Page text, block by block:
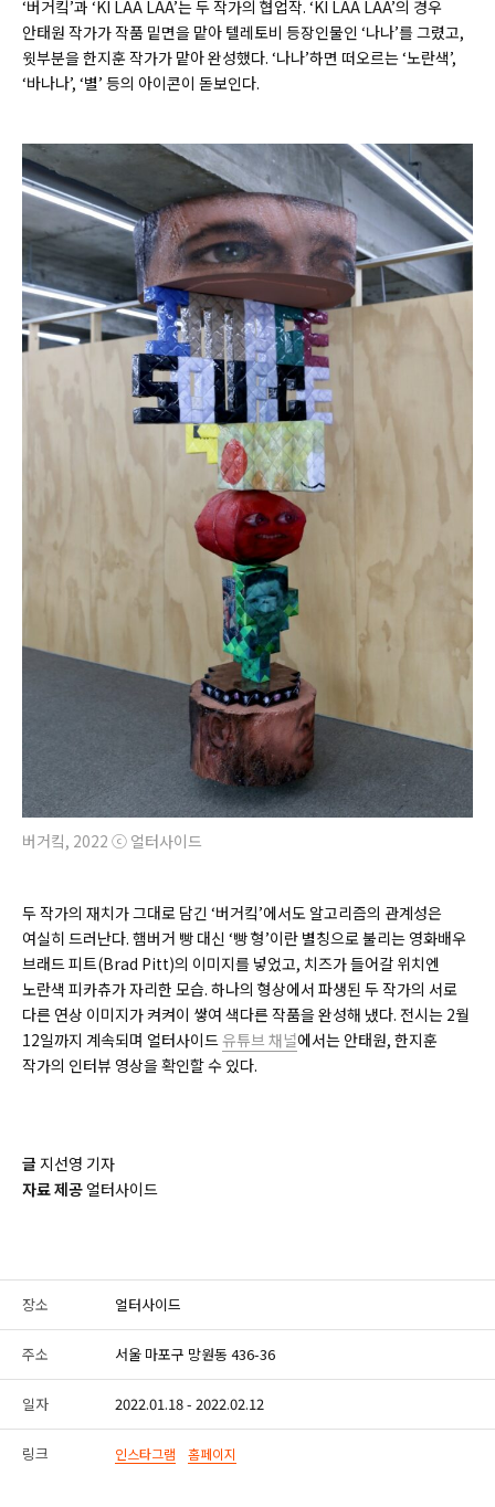
‘버거킼’과 ‘KI LAA LAA’는 두 작가의 협업작. ‘KI LAA LAA’의 경우
안태원 작가가 작품 밑면을 맡아 텔레토비 등장인물인 ‘나나’를 그렸고,
윗부분을 한지훈 작가가 맡아 완성했다. ‘나나’하면 떠오르는 ‘노란색’,
‘바나나’, ‘별’ 등의 아이콘이 돋보인다.
버거킼, 2022 ⓒ 얼터사이드
두 작가의 재치가 그대로 담긴 ‘버거킼’에서도 알고리즘의 관계성은
여실히 드러난다. 햄버거 빵 대신 ‘빵 형’이란 별칭으로 불리는 영화배우
브래드 피트(Brad Pitt)의 이미지를 넣었고, 치즈가 들어갈 위치엔
노란색 피카츄가 자리한 모습. 하나의 형상에서 파생된 두 작가의 서로
다른 연상 이미지가 켜켜이 쌓여 색다른 작품을 완성해 냈다. 전시는 2월
12일까지 계속되며 얼터사이드 유튜브 채널에서는 안태원, 한지훈
작가의 인터뷰 영상을 확인할 수 있다.
글 지선영 기자
자료 제공 얼터사이드
장소 얼터사이드
주소 서울 마포구 망원동 436-36
일자 2022.01.18 - 2022.02.12
링크 인스타그램 홈페이지